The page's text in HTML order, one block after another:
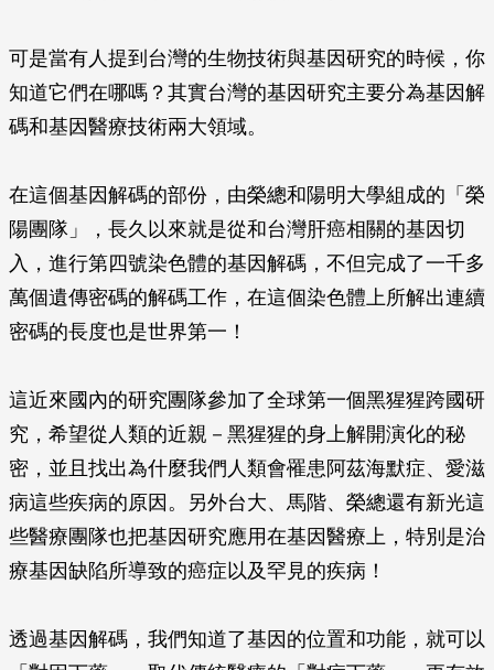
可是當有人提到台灣的生物技術與基因研究的時候，你
知道它們在哪嗎？其實台灣的基因研究主要分為基因解
碼和基因醫療技術兩大領域。
在這個基因解碼的部份，由榮總和陽明大學組成的「榮
陽團隊」，長久以來就是從和台灣肝癌相關的基因切
入，進行第四號染色體的基因解碼，不但完成了一千多
萬個遺傳密碼的解碼工作，在這個染色體上所解出連續
密碼的長度也是世界第一！
這近來國內的研究團隊參加了全球第一個黑猩猩跨國研
究，希望從人類的近親－黑猩猩的身上解開演化的秘
密，並且找出為什麼我們人類會罹患阿茲海默症、愛滋
病這些疾病的原因。另外台大、馬階、榮總還有新光這
些醫療團隊也把基因研究應用在基因醫療上，特別是治
療基因缺陷所導致的癌症以及罕見的疾病！
透過基因解碼，我們知道了基因的位置和功能，就可以